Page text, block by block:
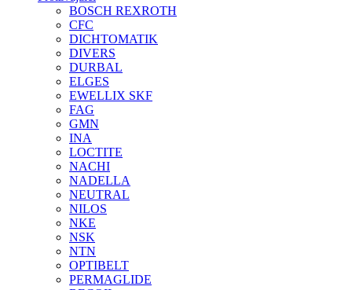
BOSCH REXROTH
CFC
DICHTOMATIK
DIVERS
DURBAL
ELGES
EWELLIX SKF
FAG
GMN
INA
LOCTITE
NACHI
NADELLA
NEUTRAL
NILOS
NKE
NSK
NTN
OPTIBELT
PERMAGLIDE